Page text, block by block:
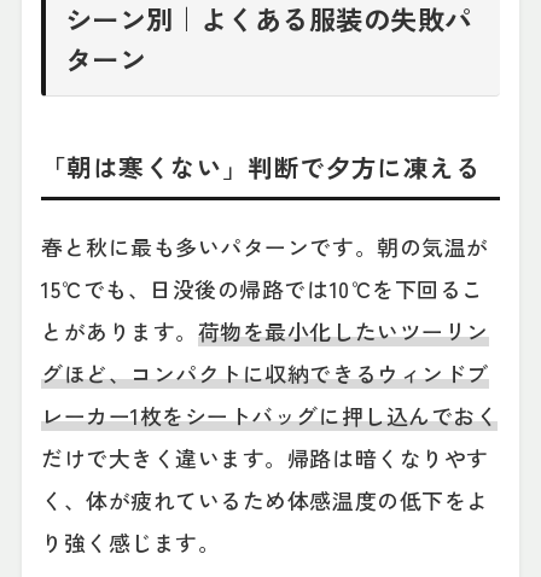
シーン別｜よくある服装の失敗パ
ターン
「朝は寒くない」判断で夕方に凍える
春と秋に最も多いパターンです。朝の気温が
15℃でも、日没後の帰路では10℃を下回るこ
とがあります。 荷物を最小化したいツーリン
グほど、コンパクトに収納できるウィンドブ
レーカー1枚をシートバッグに押し込んでおく
だけで大きく違います。帰路は暗くなりやす
く、体が疲れているため体感温度の低下をよ
り強く感じます。